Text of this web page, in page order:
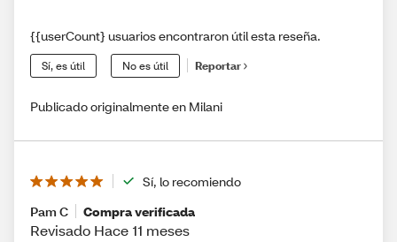
{{userCount} usuarios encontraron útil esta reseña.
Sí, es útil No es útil Reportar
Publicado originalmente en Milani
Sí, lo recomiendo
Pam C
Compra verificada
Revisado Hace 11 meses